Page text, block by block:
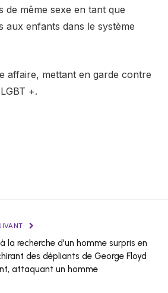
même sexe en tant que
aux enfants dans le système
affaire, mettant en garde contre
+.
la recherche d'un homme surpris en
des dépliants de George Floyd
attaquant un homme